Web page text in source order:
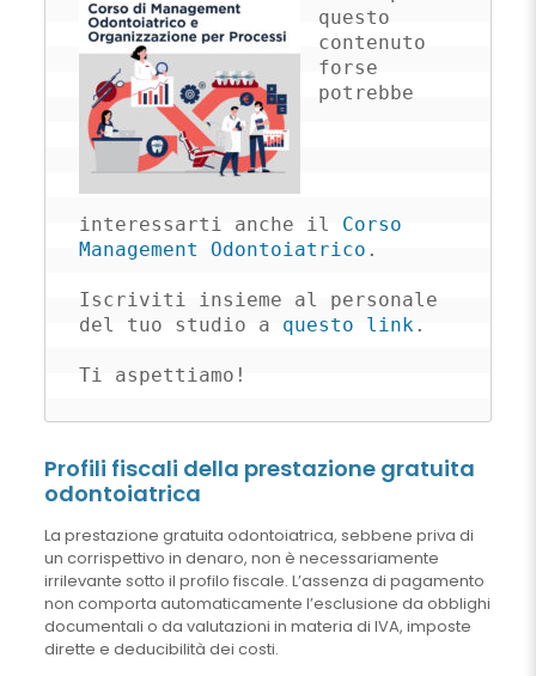
questo
contenuto
forse
potrebbe
interessarti anche il Corso
Management Odontoiatrico .
Iscriviti insieme al personale
del tuo studio a questo link .
Ti aspettiamo!
Profili fiscali della prestazione gratuita
odontoiatrica
La prestazione gratuita odontoiatrica, sebbene priva di
un corrispettivo in denaro, non è necessariamente
irrilevante sotto il profilo fiscale. L’assenza di pagamento
non comporta automaticamente l’esclusione da obblighi
documentali o da valutazioni in materia di IVA, imposte
dirette e deducibilità dei costi.